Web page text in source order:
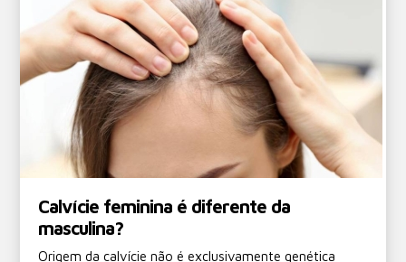
Calvície feminina é diferente da
masculina?
Origem da calvície não é exclusivamente genética